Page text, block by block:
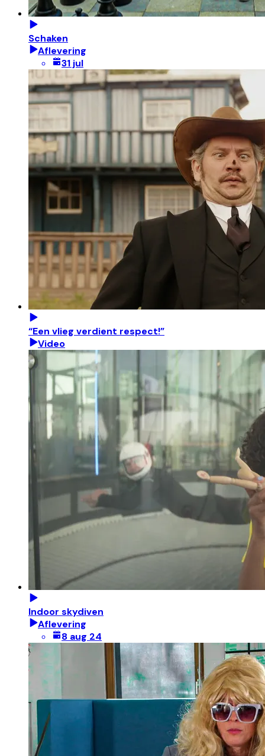
Schaken
Aflevering
31 jul
“Een vlieg verdient respect!”
Video
Indoor skydiven
Aflevering
8 aug 24